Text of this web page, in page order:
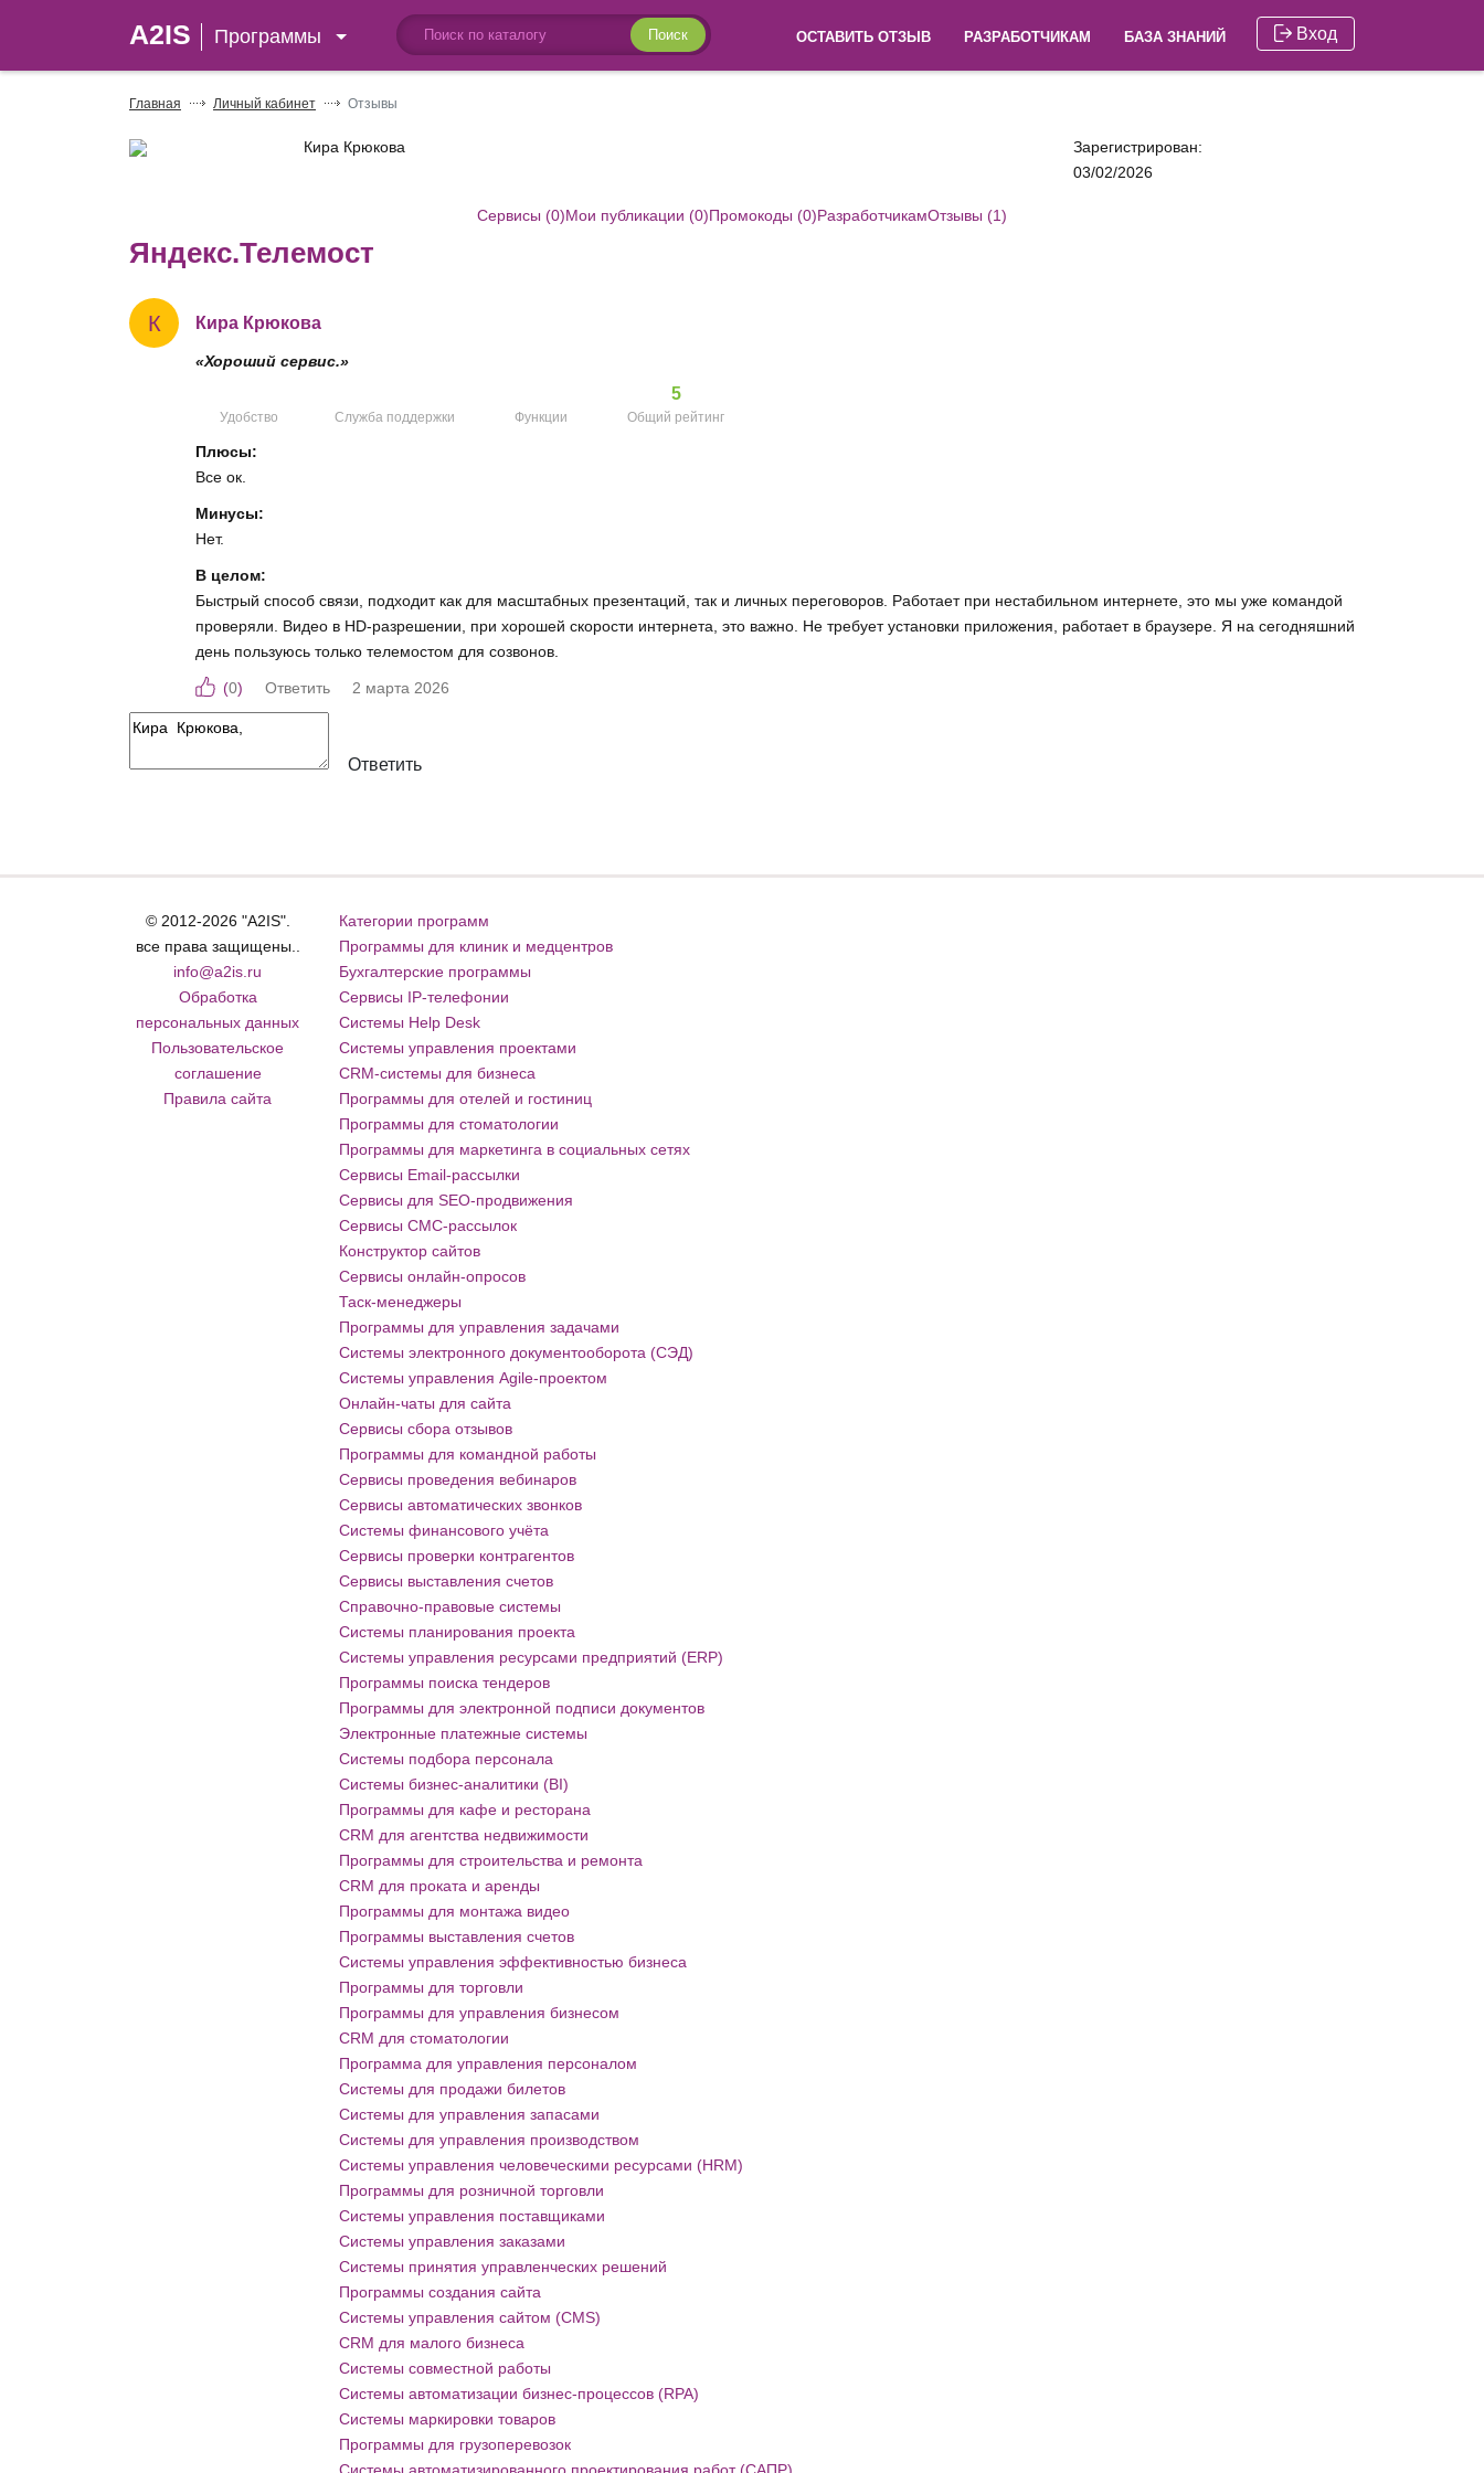
A2IS Программы ОСТАВИТЬ ОТЗЫВ РАЗРАБОТЧИКАМ БАЗА ЗНАНИЙ
Поиск Вход
Главная Личный кабинет Отзывы
Кира Крюкова
Зарегистрирован:
03/02/2026
Сервисы (0)Мои публикации (0)Промокоды (0)РазработчикамОтзывы (1)
Яндекс.Телемост
К Кира Крюкова
«Хороший сервис.»
Удобство Служба поддержки Функции
5
Общий рейтинг
Плюсы:
Все ок.
Минусы:
Нет.
В целом:
Быстрый способ связи, подходит как для масштабных презентаций, так и личных переговоров. Работает при нестабильном интернете, это мы уже командой
проверяли. Видео в HD‑разрешении, при хорошей скорости интернета, это важно. Не требует установки приложения, работает в браузере. Я на сегодняшний
день пользуюсь только телемостом для созвонов.
(0) Ответить 2 марта 2026
Ответить
© 2012-2026 "A2IS".
все права защищены..
info@a2is.ru
Обработка
персональных данных
Пользовательское
соглашение
Правила сайта
Категории программ
Программы для клиник и медцентров
Бухгалтерские программы
Сервисы IP-телефонии
Системы Help Desk
Системы управления проектами
CRM-системы для бизнеса
Программы для отелей и гостиниц
Программы для стоматологии
Программы для маркетинга в социальных сетях
Сервисы Email-рассылки
Сервисы для SEO-продвижения
Сервисы СМС-рассылок
Конструктор сайтов
Сервисы онлайн-опросов
Таск-менеджеры
Программы для управления задачами
Системы электронного документооборота (СЭД)
Системы управления Agile-проектом
Онлайн-чаты для сайта
Сервисы сбора отзывов
Программы для командной работы
Сервисы проведения вебинаров
Сервисы автоматических звонков
Системы финансового учёта
Сервисы проверки контрагентов
Сервисы выставления счетов
Справочно-правовые системы
Системы планирования проекта
Системы управления ресурсами предприятий (ERP)
Программы поиска тендеров
Программы для электронной подписи документов
Электронные платежные системы
Системы подбора персонала
Системы бизнес-аналитики (BI)
Программы для кафе и ресторана
CRM для агентства недвижимости
Программы для строительства и ремонта
CRM для проката и аренды
Программы для монтажа видео
Программы выставления счетов
Системы управления эффективностью бизнеса
Программы для торговли
Программы для управления бизнесом
CRM для стоматологии
Программа для управления персоналом
Системы для продажи билетов
Системы для управления запасами
Системы для управления производством
Системы управления человеческими ресурсами (HRM)
Программы для розничной торговли
Системы управления поставщиками
Системы управления заказами
Системы принятия управленческих решений
Программы создания сайта
Системы управления сайтом (CMS)
CRM для малого бизнеса
Системы совместной работы
Системы автоматизации бизнес-процессов (RPA)
Системы маркировки товаров
Программы для грузоперевозок